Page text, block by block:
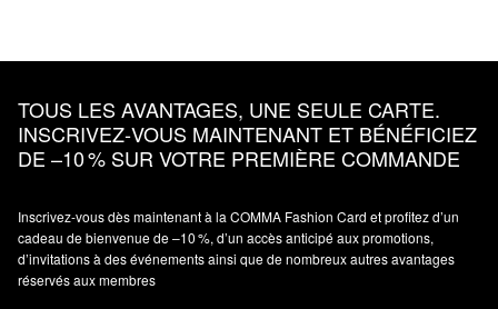
TOUS LES AVANTAGES, UNE SEULE CARTE.
INSCRIVEZ‑VOUS MAINTENANT ET BÉNÉFICIEZ
DE –10 % SUR VOTRE PREMIÈRE COMMANDE
Inscrivez‑vous dès maintenant à la COMMA Fashion Card et profitez d’un
cadeau de bienvenue de –10 %, d’un accès anticipé aux promotions,
d’invitations à des événements ainsi que de nombreux autres avantages
réservés aux membres